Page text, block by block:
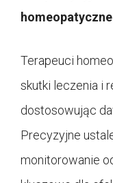
Terapeuci
skutki leczenia i
dostosowując
Precyzyjne
monitorowanie